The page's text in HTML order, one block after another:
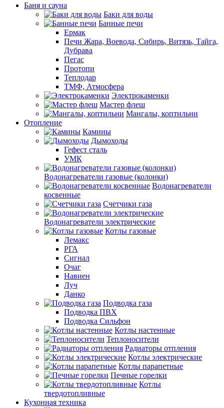
Баня и сауна
Баки для воды
Банные печи
Ермак
Печи Жара, Воевода, Сибирь, Витязь, Тайга,
Дубрава
Пегас
Протопи
Теплодар
ТМФ, Атмосфера
Электрокаменки
Мастер флеш
Мангалы, коптильни
Отопление
Камины
Дымоходы
Гефест сталь
УМК
Водонагреватели газовые (колонки)
Водонагреватели
косвенные
Счетчики газа
Водонагреватели электрические
Котлы газовые
Лемакс
РГА
Сигнал
Очаг
Навиен
Луч
Данко
Подводка газа
Подводка ПВХ
Подводка Сильфон
Котлы настенные
Теплоносители
Радиаторы отпления
Котлы электрические
Котлы парапетные
Печные горелки
Котлы
твердотопливные
Кухонная техника